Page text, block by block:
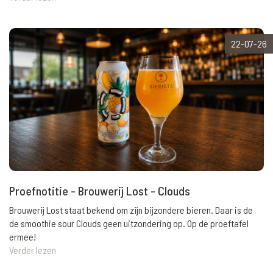
22-07-26
Proefnotitie - Brouwerij Lost - Clouds
Brouwerij Lost staat bekend om zijn bijzondere bieren. Daar is de
de smoothie sour Clouds geen uitzondering op. Op de proeftafel
ermee!
Verder lezen